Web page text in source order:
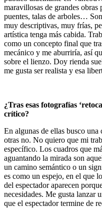
maravillosas de grandes obras
puentes, talas de arboles…
muy descriptivas, muy frías,
artística tenga más cabida.
como un concepto final que
mecánico y me aburriría, así
sobre el lienzo. Doy rienda
me gusta ser realista y esa
¿Tras esas fotografías
crítico?
En algunas de ellas busco
otras no. No quiero que mi
específico. Los cuadros que
aguantando la mirada son
un camino semántico o un
es como un espejo, en el que
del espectador aparecen
necesidades. Me gusta lanzar
que el espectador termine de